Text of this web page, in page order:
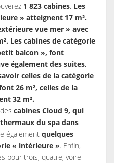
1 823 cabines. Les
» atteignent 17 m².
vue mer » avec
Les cabines de catégorie
balcon », font
également des suites,
celles de la catégorie
26 m², celles de la
32 m².
cabines Cloud 9, qui
du spa dans
également quelques
« intérieure ». Enfin,
pour trois, quatre, voire